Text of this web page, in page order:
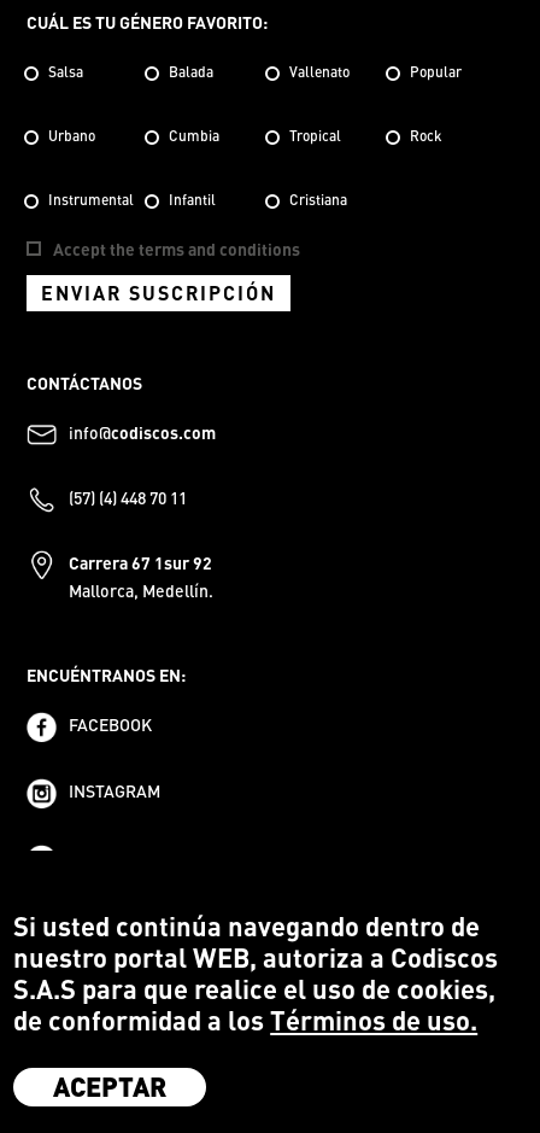
CUÁL ES TU GÉNERO FAVORITO:
Salsa Balada Vallenato Popular
Urbano Cumbia Tropical Rock
Instrumental Infantil Cristiana
Accept the terms and conditions
ENVIAR SUSCRIPCIÓN
CONTÁCTANOS
info@codiscos.com
(57) (4) 448 70 11
Carrera 67 1sur 92
Mallorca, Medellín.
ENCUÉNTRANOS EN:
FACEBOOK
INSTAGRAM
Codiscos S.A.S
Si usted continúa navegando dentro de
nuestro portal WEB, autoriza a Codiscos
S.A.S para que realice el uso de cookies,
de conformidad a losTérminos de uso.
ACEPTAR